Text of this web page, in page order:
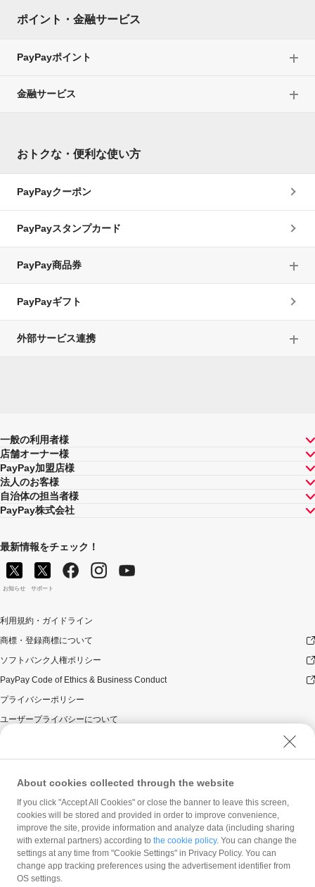
ポイント・金融サービス
PayPayポイント
金融サービス
おトクな・便利な使い方
PayPayクーポン
PayPayスタンプカード
PayPay商品券
PayPayギフト
外部サービス連携
一般の利用者様
店舗オーナー様
PayPay加盟店様
法人のお客様
自治体の担当者様
PayPay株式会社
最新情報をチェック！
お知らせ サポート
利用規約・ガイドライン
商標・登録商標について
ソフトバンク人権ポリシー
PayPay Code of Ethics & Business Conduct
プライバシーポリシー
ユーザープライバシーについて
ウェブサイト利用規約
反社会的勢力に対する方針
勧誘方針
マネロン等基本方針
カスタマーハラスメントに関する当社の考え方
About cookies collected through the website
If you click "Accept All Cookies" or close the banner to leave this screen,
cookies will be stored and provided in order to improve convenience,
improve the site, provide information and analyze data (including sharing
with external partners) according to the cookie policy. You can change the
settings at any time from "Cookie Settings" in Privacy Policy. You can
change app tracking preferences using the advertisement identifier from
OS settings.